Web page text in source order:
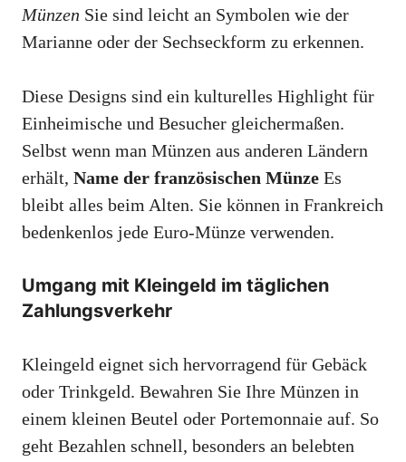
Münzen Sie sind leicht an Symbolen wie der
Marianne oder der Sechseckform zu erkennen.
Diese Designs sind ein kulturelles Highlight für
Einheimische und Besucher gleichermaßen.
Selbst wenn man Münzen aus anderen Ländern
erhält, Name der französischen Münze Es
bleibt alles beim Alten. Sie können in Frankreich
bedenkenlos jede Euro-Münze verwenden.
Umgang mit Kleingeld im täglichen
Zahlungsverkehr
Kleingeld eignet sich hervorragend für Gebäck
oder Trinkgeld. Bewahren Sie Ihre Münzen in
einem kleinen Beutel oder Portemonnaie auf. So
geht Bezahlen schnell, besonders an belebten